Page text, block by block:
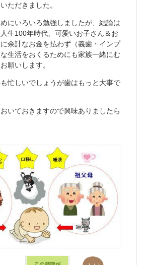
ただきました。
にいろいろ勉強しましたが、結論は
生100年時代、可愛いお子さん＆お
余計なお金を払わず（義歯・インプ
生活をおくるためにも家族一緒にむ
願いします。
忙しいでしょうが歯はもっと大事で
いておきますので興味ありましたら